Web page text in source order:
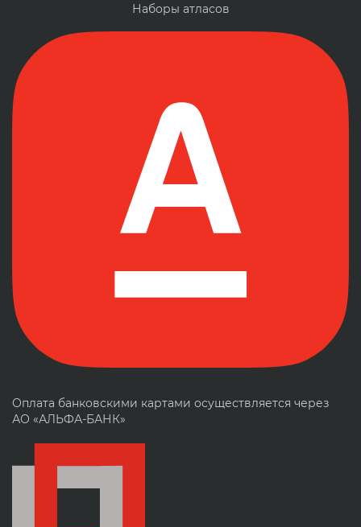
Наборы атласов
Оплата банковскими картами осуществляется через
АО «АЛЬФА-БАНК»